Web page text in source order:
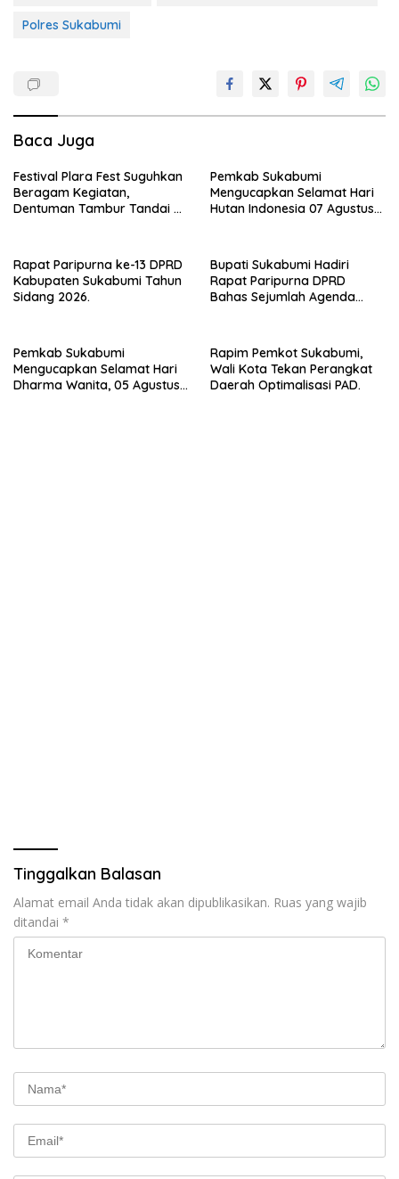
Polres Sukabumi
Baca Juga
Festival Plara Fest Suguhkan
Beragam Kegiatan,
Dentuman Tambur Tandai di
Pemkab Sukabumi
Mengucapkan Selamat Hari
Hutan Indonesia 07 Agustus
Rapat Paripurna ke-13 DPRD
Kabupaten Sukabumi Tahun
Sidang 2026.
Bupati Sukabumi Hadiri
Rapat Paripurna DPRD
Bahas Sejumlah Agenda
Pemkab Sukabumi
Mengucapkan Selamat Hari
Dharma Wanita, 05 Agustus
Rapim Pemkot Sukabumi,
Wali Kota Tekan Perangkat
Daerah Optimalisasi PAD.
Tinggalkan Balasan
Alamat email Anda tidak akan dipublikasikan. Ruas yang wajib
ditandai *